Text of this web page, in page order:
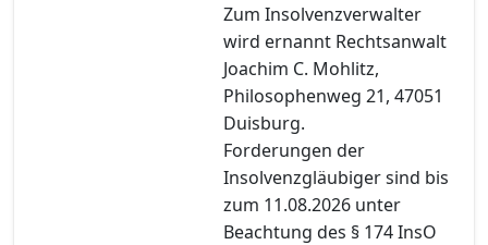
Zum Insolvenzverwalter
wird ernannt Rechtsanwalt
Joachim C. Mohlitz,
Philosophenweg 21, 47051
Duisburg.
Forderungen der
Insolvenzgläubiger sind bis
zum 11.08.2026 unter
Beachtung des § 174 InsO